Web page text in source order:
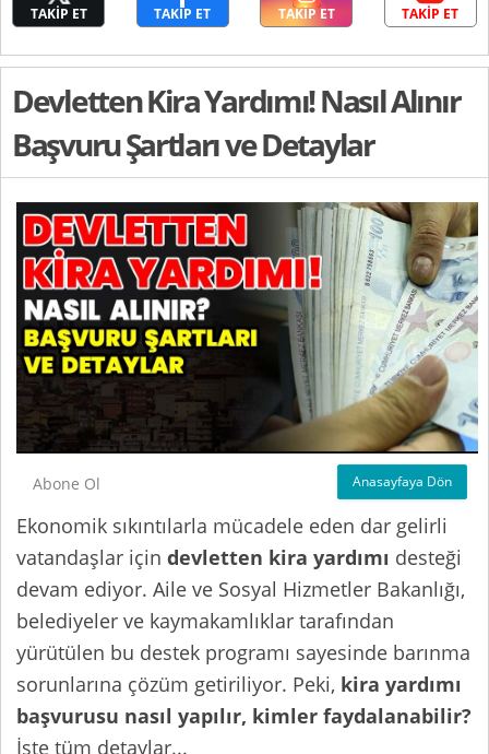
TAKİP ET TAKİP ET TAKİP ET TAKİP ET
Devletten Kira Yardımı! Nasıl Alınır
Başvuru Şartları ve Detaylar
Abone Ol Anasayfaya Dön
Ekonomik sıkıntılarla mücadele eden dar gelirli
vatandaşlar için devletten kira yardımı desteği
devam ediyor. Aile ve Sosyal Hizmetler Bakanlığı,
belediyeler ve kaymakamlıklar tarafından
yürütülen bu destek programı sayesinde barınma
sorunlarına çözüm getiriliyor. Peki, kira yardımı
başvurusu nasıl yapılır, kimler faydalanabilir?
İşte tüm detaylar...